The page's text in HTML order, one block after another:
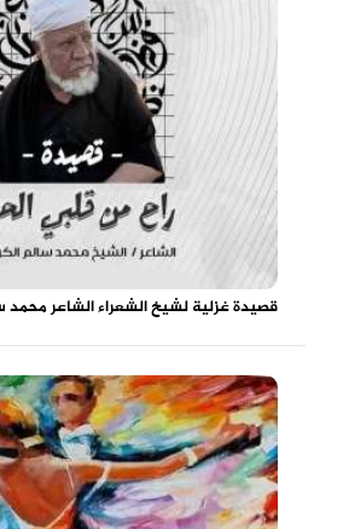
قصيدة غزلية لشيخ الشعراء الشاعر محمد